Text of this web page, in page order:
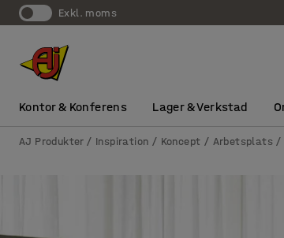
exkl. moms
Kontor & Konferens Lager & Verkstad
AJ Produkter Inspiration Koncept Arbetsplats